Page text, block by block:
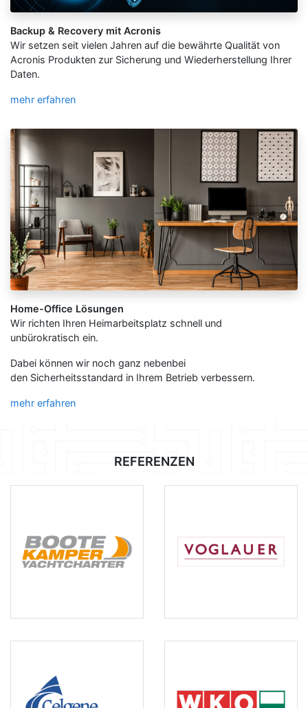
Backup & Recovery mit Acronis
Wir setzen seit vielen Jahren auf die bewährte Qualität von
Acronis Produkten zur Sicherung und Wiederherstellung Ihrer
Daten.
mehr erfahren
Home-Office Lösungen
Wir richten Ihren Heimarbeitsplatz schnell und
unbürokratisch ein.
Dabei können wir noch ganz nebenbei
den Sicherheitsstandard in Ihrem Betrieb verbessern.
mehr erfahren
REFERENZEN